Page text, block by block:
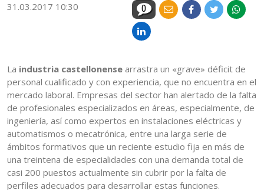
31.03.2017 10:30 0
La industria castellonense arrastra un «grave» déficit de
personal cualificado y con experiencia, que no encuentra en el
mercado laboral. Empresas del sector han alertado de la falta
de profesionales especializados en áreas, especialmente, de
ingeniería, así como expertos en instalaciones eléctricas y
automatismos o mecatrónica, entre una larga serie de
ámbitos formativos que un reciente estudio fija en más de
una treintena de especialidades con una demanda total de
casi 200 puestos actualmente sin cubrir por la falta de
perfiles adecuados para desarrollar estas funciones.